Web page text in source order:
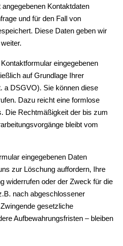
Kontaktdaten
und für den Fall von
Diese Daten geben wir
eingegebenen
auf Grundlage Ihrer
a DSGVO). Sie können diese
Dazu reicht eine formlose
Die Rechtmäßigkeit der bis zum
bleibt vom
eingegebenen Daten
zur Löschung auffordern, Ihre
widerrufen oder der Zweck für die
nach abgeschlossener
gesetzliche
Aufbewahrungsfristen – bleiben